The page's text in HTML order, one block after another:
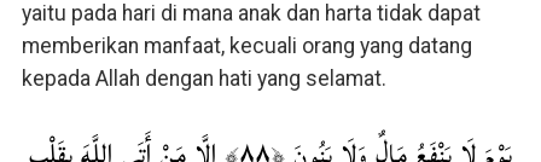
yaitu pada hari di mana anak dan harta tidak dapat
memberikan manfaat, kecuali orang yang datang
kepada Allah dengan hati yang selamat.